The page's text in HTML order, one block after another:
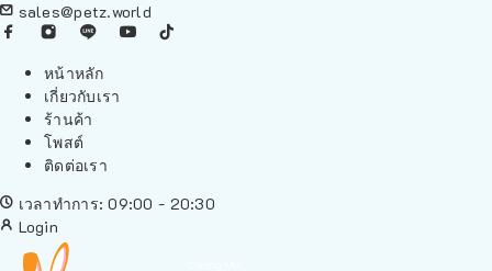
sales@petz.world
หน้าหลัก
เกี่ยวกับเรา
ร้านค้า
โพสต์
ติดต่อเรา
เวลาทำการ: 09:00 - 20:30
Login